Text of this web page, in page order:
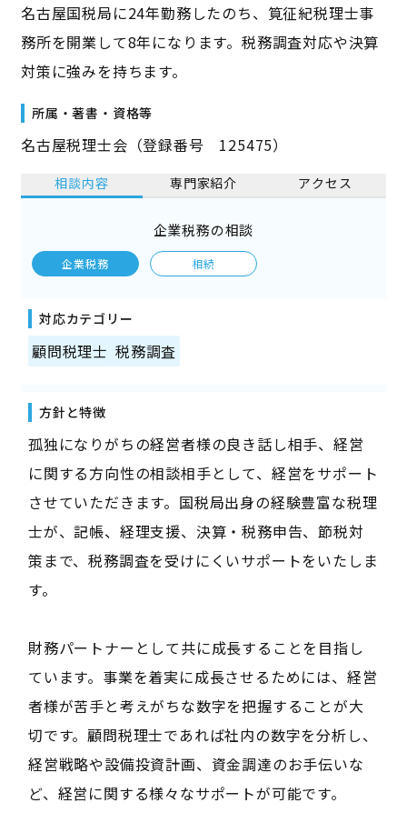
名古屋国税局に24年勤務したのち、筧征紀税理士事
務所を開業して8年になります。税務調査対応や決算
対策に強みを持ちます。
所属・著書・資格等
名古屋税理士会（登録番号 125475）
相談内容 専門家紹介 アクセス
企業税務の相談
企業税務 相続
対応カテゴリー
顧問税理士 税務調査
方針と特徴
孤独になりがちの経営者様の良き話し相手、経営
に関する方向性の相談相手として、経営をサポート
させていただきます。国税局出身の経験豊富な税理
士が、記帳、経理支援、決算・税務申告、節税対
策まで、税務調査を受けにくいサポートをいたしま
す。
財務パートナーとして共に成長することを目指し
ています。事業を着実に成長させるためには、経営
者様が苦手と考えがちな数字を把握することが大
切です。顧問税理士であれば社内の数字を分析し、
経営戦略や設備投資計画、資金調達のお手伝いな
ど、経営に関する様々なサポートが可能です。